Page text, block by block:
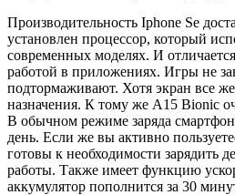
Производительность Iphone Se
установлен процессор, который
современных моделях. И
работой в приложениях. Игры не
подтормаживают. Хотя экран все
назначения. К тому же A15 Bionic
В обычном режиме заряда
день. Если же вы активно
готовы к необходимости зарядить
работы. Также имеет функцию
аккумулятор пополнится за 30